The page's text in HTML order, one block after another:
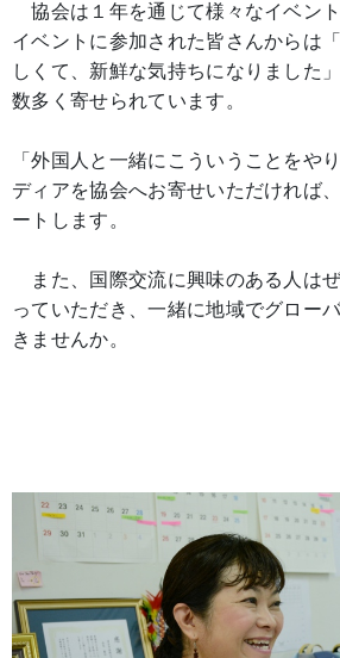
協会は１年を通じて様々なイベン
イベントに参加された皆さんからは
しくて、新鮮な気持ちになりました
数多く寄せられています。
「外国人と一緒にこういうことをや
ディアを協会へお寄せいただければ
ートします。
また、国際交流に興味のある人は
っていただき、一緒に地域でグロー
きませんか。